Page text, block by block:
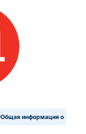
Общая информация о